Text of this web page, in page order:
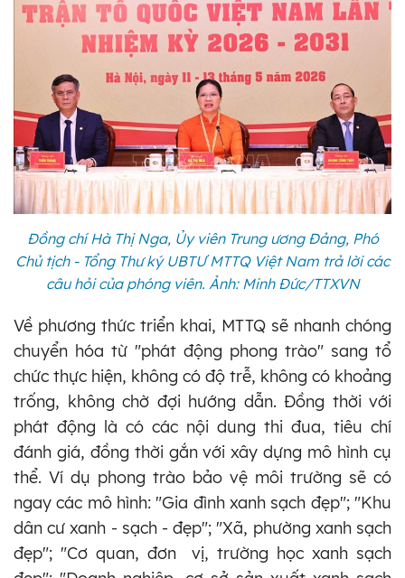
Đồng chí Hà Thị Nga, Ủy viên Trung ương Đảng, Phó
Chủ tịch - Tổng Thư ký UBTƯ MTTQ Việt Nam trả lời các
câu hỏi của phóng viên. Ảnh: Minh Đức/TTXVN
Về phương thức triển khai, MTTQ sẽ nhanh chóng
chuyển hóa từ "phát động phong trào" sang tổ
chức thực hiện, không có độ trễ, không có khoảng
trống, không chờ đợi hướng dẫn. Đồng thời với
phát động là có các nội dung thi đua, tiêu chí
đánh giá, đồng thời gắn với xây dựng mô hình cụ
thể. Ví dụ phong trào bảo vệ môi trường sẽ có
ngay các mô hình: "Gia đình xanh sạch đẹp"; "Khu
dân cư xanh - sạch - đẹp"; "Xã, phường xanh sạch
đẹp"; "Cơ quan, đơn vị, trường học xanh sạch